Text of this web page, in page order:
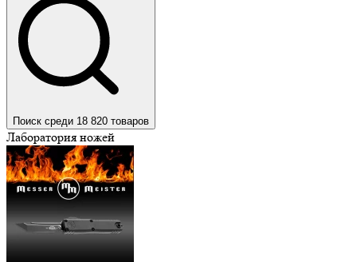
Поиск среди 18 820 товаров
Лаборатория ножей